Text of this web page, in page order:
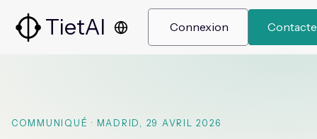
TietAI Connexion
COMMUNIQUÉ · MADRID, 29 AVRIL 2026